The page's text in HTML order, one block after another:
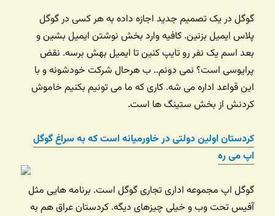
گوگل در یک تصمیم جدید اجازه داده به هر کسی در گوگل
پلاس ایمیل بزنین. کافیه وارد بخش نوشتن ایمیل بشین و
بعد اسم یک نفر رو تایپ کنین تا ایمیل بهش برسه. نقض
پرایوسی است؟ نمی دونم.. ب هرحال شرکت خودشونه و با
این قواعد اداره می شه. کاری که ما می تونیم بکنیم خاموش
کردنش از بخش ستینگ ها است.
کردستان اولین دولتی در خاورمیانه است که به سراغ گوگل
اپ می ره
گوگل اپ مجموعه اداری تجاری گوگل است. برنامه هایی مثل
آفیس تحت وب و خیلی چیزهای دیگه. کردستان عراق هم به